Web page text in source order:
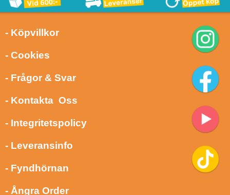
- Köpvillkor
- Cookies
- Frågor & Svar
- Kontakta Oss
- Integritetspolicy
- Leveransinfo
- Fyndhörnan
- Ångra Order